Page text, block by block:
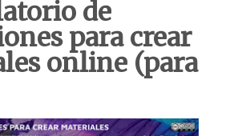
de
para crear
online (para